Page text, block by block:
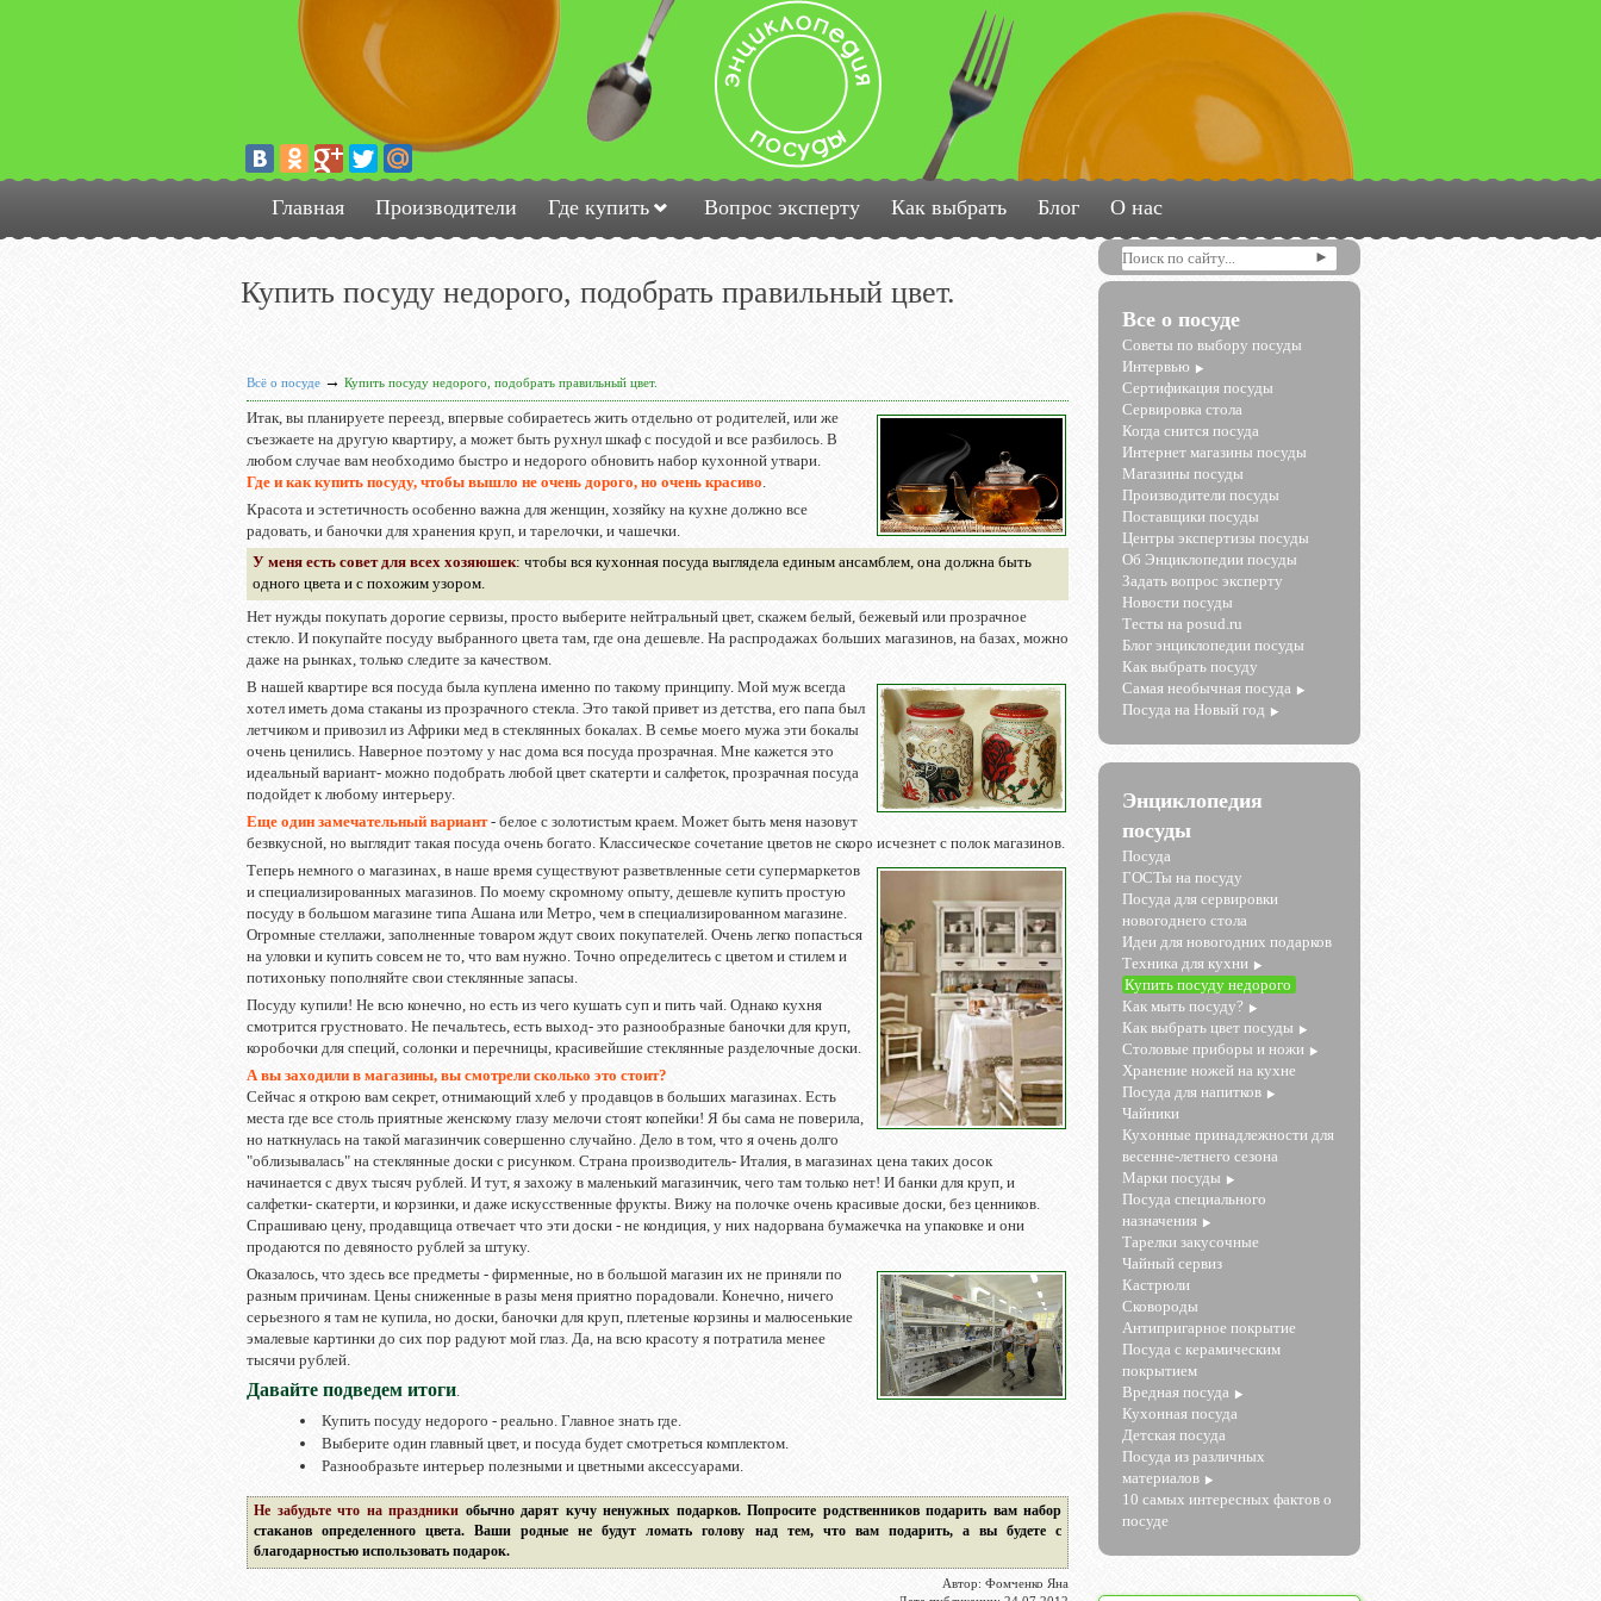
Главная Производители Где купить Вопрос эксперту Как выбрать Блог О нас
Купить посуду недорого, подобрать правильный цвет.
Всё о посуде → Купить посуду недорого, подобрать правильный цвет.
Итак, вы планируете переезд, впервые собираетесь жить отдельно от родителей, или же
съезжаете на другую квартиру, а может быть рухнул шкаф с посудой и все разбилось. В
любом случае вам необходимо быстро и недорого обновить набор кухонной утвари.
Где и как купить посуду, чтобы вышло не очень дорого, но очень красиво
Красота и эстетичность особенно важна для женщин, хозяйку на кухне должно все
радовать, и баночки для хранения круп, и тарелочки, и чашечки.
У меня есть совет для всех хозяюшек: чтобы вся кухонная посуда выглядела единым ансамблем, она должна быть
одного цвета и с похожим узором.
Нет нужды покупать дорогие сервизы, просто выберите нейтральный цвет, скажем белый, бежевый или прозрачное
стекло. И покупайте посуду выбранного цвета там, где она дешевле. На распродажах больших магазинов, на базах, можно
даже на рынках, только следите за качеством.
В нашей квартире вся посуда была куплена именно по такому принципу. Мой муж всегда
хотел иметь дома стаканы из прозрачного стекла. Это такой привет из детства, его папа был
летчиком и привозил из Африки мед в стеклянных бокалах. В семье моего мужа эти бокалы
очень ценились. Наверное поэтому у нас дома вся посуда прозрачная. Мне кажется это
идеальный вариант- можно подобрать любой цвет скатерти и салфеток, прозрачная посуда
подойдет к любому интерьеру.
Еще один замечательный вариант- белое с золотистым краем. Может быть меня назовут
безвкусной, но выглядит такая посуда очень богато. Классическое сочетание цветов не скоро исчезнет с полок магазинов.
Теперь немного о магазинах, в наше время существуют разветвленные сети супермаркетов
и специализированных магазинов. По моему скромному опыту, дешевле купить простую
посуду в большом магазине типа Ашана или Метро, чем в специализированном магазине.
Огромные стеллажи, заполненные товаром ждут своих покупателей. Очень легко попасться
на уловки и купить совсем не то, что вам нужно. Точно определитесь с цветом и стилем и
потихоньку пополняйте свои стеклянные запасы.
Посуду купили! Не всю конечно, но есть из чего кушать суп и пить чай. Однако кухня
смотрится грустновато. Не печальтесь, есть выход- это разнообразные баночки для круп,
коробочки для специй, солонки и перечницы, красивейшие стеклянные разделочные доски.
А вы заходили в магазины, вы смотрели сколько это стоит?
Сейчас я открою вам секрет, отнимающий хлеб у продавцов в больших магазинах. Есть
места где все столь приятные женскому глазу мелочи стоят копейки! Я бы сама не поверила,
но наткнулась на такой магазинчик совершенно случайно. Дело в том, что я очень долго
"облизывалась" на стеклянные доски с рисунком. Страна производитель- Италия, в магазинах цена таких досок
начинается с двух тысяч рублей. И тут, я захожу в маленький магазинчик, чего там только нет! И банки для круп, и
салфетки- скатерти, и корзинки, и даже искусственные фрукты. Вижу на полочке очень красивые доски, без ценников.
Спрашиваю цену, продавщица отвечает что эти доски - не кондиция, у них надорвана бумажечка на упаковке и они
продаются по девяносто рублей за штуку.
Оказалось, что здесь все предметы - фирменные, но в большой магазин их не приняли по
разным причинам. Цены сниженные в разы меня приятно порадовали. Конечно, ничего
серьезного я там не купила, но доски, баночки для круп, плетеные корзины и малюсенькие
эмалевые картинки до сих пор радуют мой глаз. Да, на всю красоту я потратила менее
тысячи рублей.
Давайте подведем итоги
Купить посуду недорого - реально. Главное знать где.
Выберите один главный цвет, и посуда будет смотреться комплектом.
Разнообразьте интерьер полезными и цветными аксессуарами.
Не забудьте что на праздники обычно дарят кучу ненужных подарков. Попросите родственников подарить вам набор
стаканов определенного цвета. Ваши родные не будут ломать голову над тем, что вам подарить, а вы будете с
благодарностью использовать подарок.
Автор: Фомченко Яна
Все о посуде
Советы по выбору посуды
Интервью
Сертификация посуды
Сервировка стола
Когда снится посуда
Интернет магазины посуды
Магазины посуды
Производители посуды
Поставщики посуды
Центры экспертизы посуды
Об Энциклопедии посуды
Задать вопрос эксперту
Новости посуды
Тесты на posud.ru
Блог энциклопедии посуды
Как выбрать посуду
Самая необычная посуда
Посуда на Новый год
Энциклопедия
посуды
Посуда
ГОСТы на посуду
Посуда для сервировки
новогоднего стола
Идеи для новогодних подарков
Техника для кухни
Купить посуду недорого
Как мыть посуду?
Как выбрать цвет посуды
Столовые приборы и ножи
Хранение ножей на кухне
Посуда для напитков
Чайники
Кухонные принадлежности для
весенне-летнего сезона
Марки посуды
Посуда специального
назначения
Тарелки закусочные
Чайный сервиз
Кастрюли
Сковороды
Антипригарное покрытие
Посуда с керамическим
покрытием
Вредная посуда
Кухонная посуда
Детская посуда
Посуда из различных
материалов
10 самых интересных фактов о
посуде